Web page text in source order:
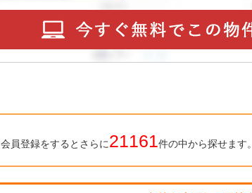
会員登録をするとさらに21161件の中から探せます。